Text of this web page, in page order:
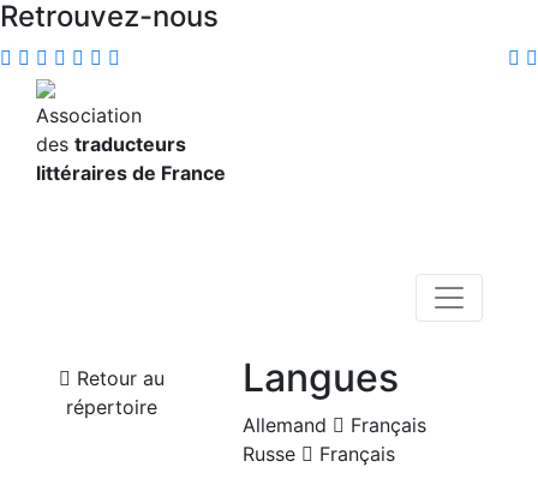
Retrouvez-nous
Association
des traducteurs
littéraires de France
Retour au
répertoire
Langues
Allemand
Français
Russe
Français